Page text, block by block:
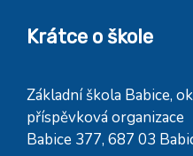
Krátce o škole
Základní škola Babice,
příspěvková organizace
Babice 377, 687 03